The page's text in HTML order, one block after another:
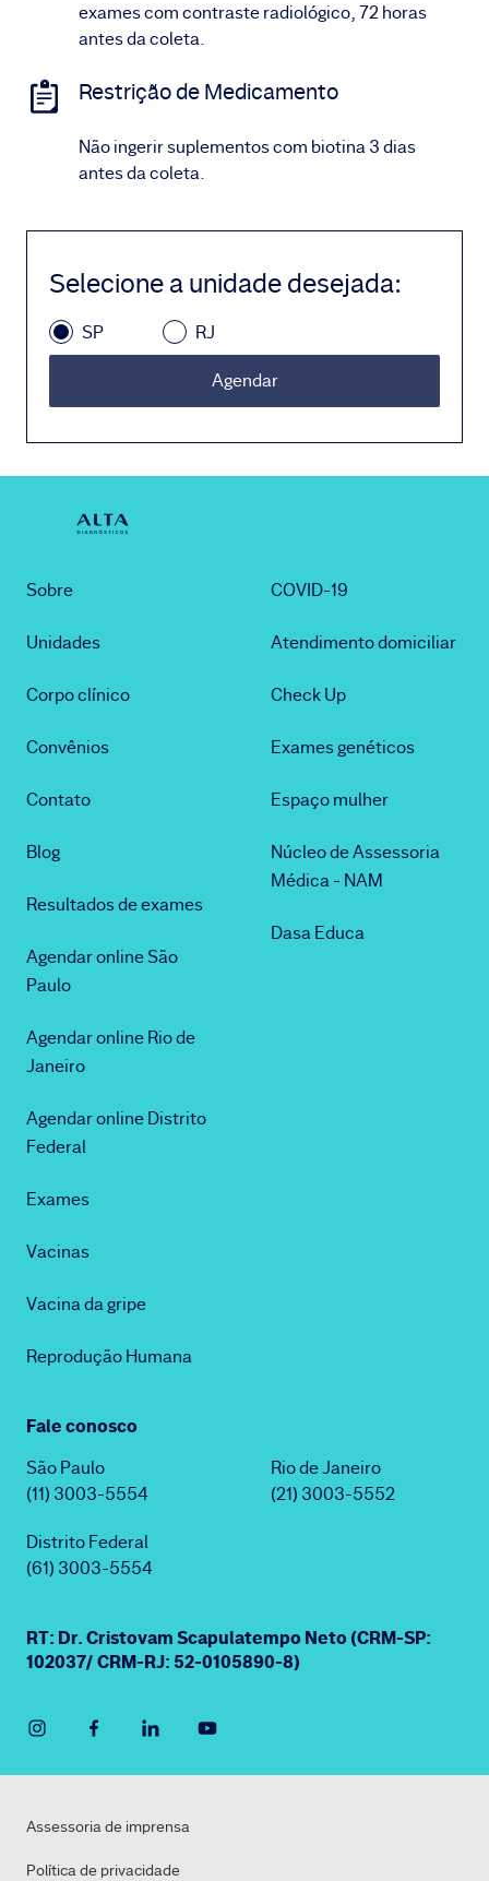
exames com contraste radiológico, 72 horas
antes da coleta.
Restrição de Medicamento
Não ingerir suplementos com biotina 3 dias
antes da coleta.
Selecione a unidade desejada:
SP RJ
Agendar
Sobre
Unidades
Corpo clínico
Convênios
Contato
Blog
Resultados de exames
Agendar online São
Paulo
Agendar online Rio de
Janeiro
Agendar online Distrito
Federal
Exames
Vacinas
Vacina da gripe
Reprodução Humana
COVID-19
Atendimento domiciliar
Check Up
Exames genéticos
Espaço mulher
Núcleo de Assessoria
Médica - NAM
Dasa Educa
Fale conosco
São Paulo
(11) 3003-5554
Rio de Janeiro
(21) 3003-5552
Distrito Federal
(61) 3003-5554
RT: Dr. Cristovam Scapulatempo Neto (CRM-SP:
102037/ CRM-RJ: 52-0105890-8)
Assessoria de imprensa
Política de privacidade